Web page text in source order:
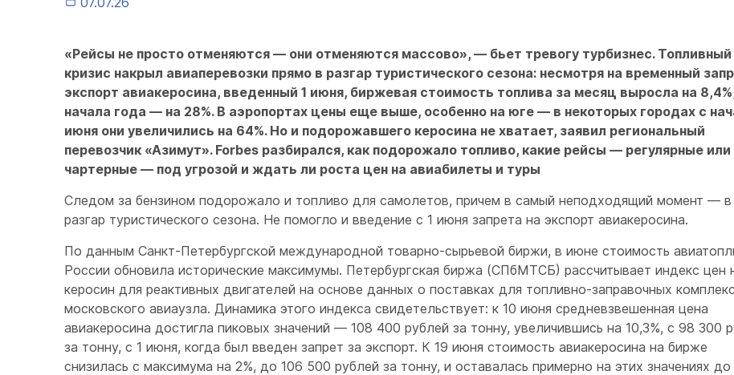
«Рейсы не просто отменяются — они отменяются массово», — бьет тревогу турбизнес. Топливный
кризис накрыл авиаперевозки прямо в разгар туристического сезона: несмотря на временный
экспорт авиакеросина, введенный 1 июня, биржевая стоимость топлива за месяц выросла на
начала года — на 28%. В аэропортах цены еще выше, особенно на юге — в некоторых городах с
июня они увеличились на 64%. Но и подорожавшего керосина не хватает, заявил региональный
перевозчик «Азимут». Forbes разбирался, как подорожало топливо, какие рейсы — регулярные или
чартерные — под угрозой и ждать ли роста цен на авиабилеты и туры
Следом за бензином подорожало и топливо для самолетов, причем в самый неподходящий момент — в
разгар туристического сезона. Не помогло и введение с 1 июня запрета на экспорт авиакеросина.
По данным Санкт-Петербургской международной товарно-сырьевой биржи, в июне стоимость
России обновила исторические максимумы. Петербургская биржа (СПбМТСБ) рассчитывает индекс цен
керосин для реактивных двигателей на основе данных о поставках для топливно-заправочных
московского авиаузла. Динамика этого индекса свидетельствует: к 10 июня средневзвешенная цена
авиакеросина достигла пиковых значений — 108 400 рублей за тонну, увеличившись на 10,3%, с 98 300
за тонну, с 1 июня, когда был введен запрет за экспорт. К 19 июня стоимость авиакеросина на бирже
снизилась с максимума на 2%, до 106 500 рублей за тонну, и оставалась примерно на этих значениях до